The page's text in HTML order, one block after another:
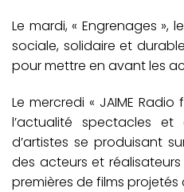
Le mardi, « Engrenages »,
sociale, solidaire et
pour mettre en avant les
Le mercredi « JAIME
l’actualité spectacles
d’artistes se produisant
des acteurs et
premières de films projetés